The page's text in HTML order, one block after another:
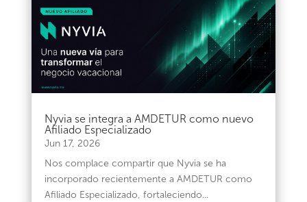
Nyvia se integra a AMDETUR como nuevo
Afiliado Especializado
Jun 17, 2026
Nos complace compartir que Nyvia se ha
incorporado recientemente a AMDETUR como
Afiliado Especializado, fortaleciendo...